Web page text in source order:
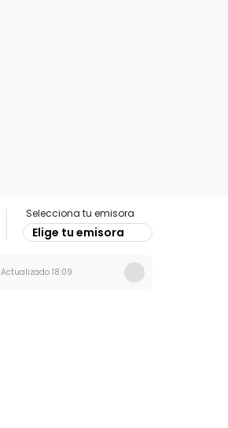
Selecciona tu emisora
Elige tu emisora
Actualizado 18:09